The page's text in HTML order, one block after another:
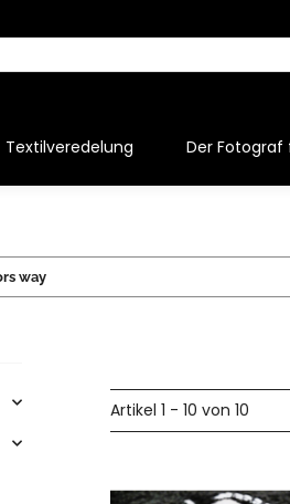
Textilveredelung Der Fotograf
way
Artikel 1 - 10 von 10